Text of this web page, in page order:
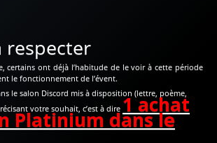
respecter
certains ont déjà l’habitude de le voir à cette période
le fonctionnement de l’évent.
le salon Discord mis à disposition (lettre, poème,
votre souhait, c’est à dire 1 achat
Platinium dans le